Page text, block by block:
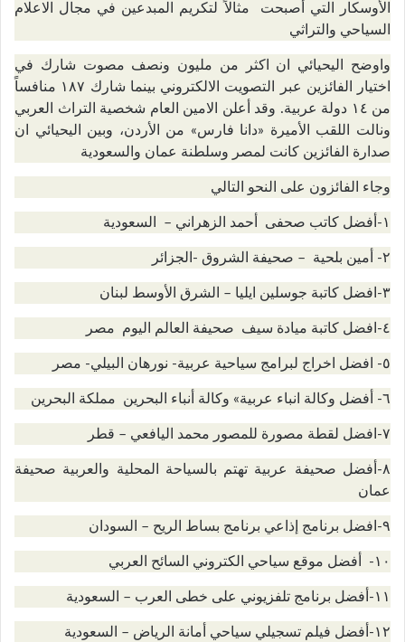
الأوسكار التي أصبحت مثالاً لتكريم المبدعين في مجال الاعلام
السياحي والتراثي
واوضح اليحيائي ان اكثر من مليون ونصف مصوت شارك في
اختيار الفائزين عبر التصويت الالكتروني بينما شارك ١٨٧ منافساً
من ١٤ دولة عربية. وقد أعلن الامين العام شخصية التراث العربي
ونالت اللقب الأميرة «دانا فارس» من الأردن، وبين اليحيائي ان
صدارة الفائزين كانت لمصر وسلطنة عمان والسعودية
وجاء الفائزون على النحو التالي
١-أفضل كاتب صحفى أحمد الزهراني – السعودية
٢- أمين بلحية – صحيفة الشروق -الجزائر
٣-افضل كاتبة جوسلين ايليا – الشرق الأوسط لبنان
٤-افضل كاتبة ميادة سيف صحيفة العالم اليوم مصر
٥- افضل اخراج لبرامج سياحية عربية- نورهان البيلي- مصر
٦- أفضل وكالة انباء عربية» وكالة أنباء البحرين مملكة البحرين
٧-افضل لقطة مصورة للمصور محمد اليافعي – قطر
٨-أفضل صحيفة عربية تهتم بالسياحة المحلية والعربية صحيفة
عمان
٩-افضل برنامج إذاعي برنامج بساط الريح – السودان
١٠- أفضل موقع سياحي الكتروني السائح العربي
١١-أفضل برنامج تلفزيوني على خطى العرب – السعودية
١٢-أفضل فيلم تسجيلي سياحي أمانة الرياض – السعودية